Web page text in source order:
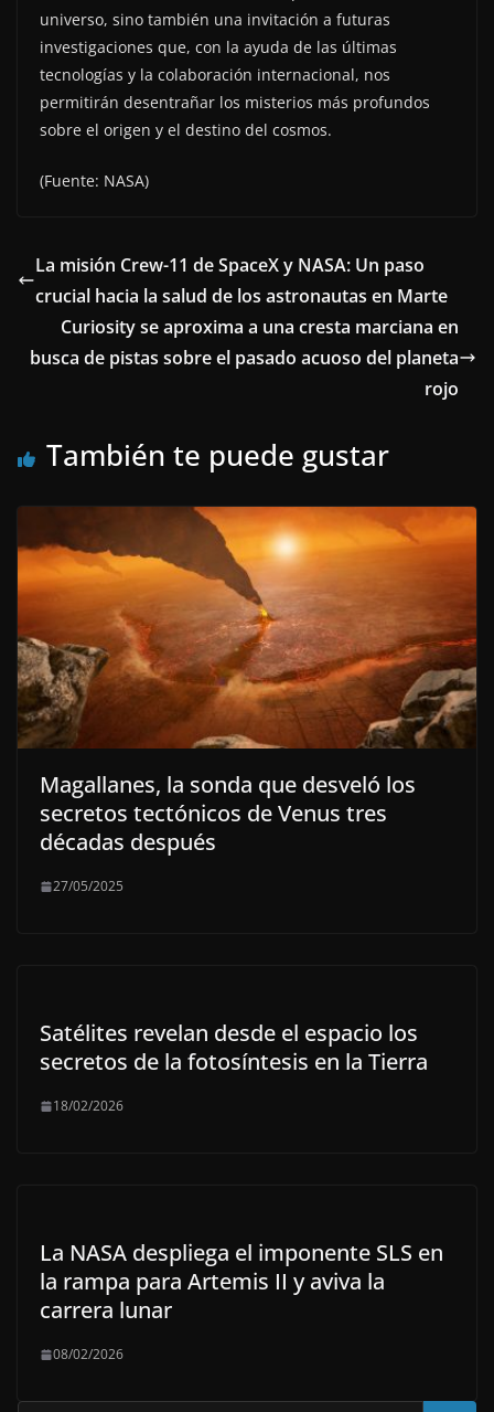
universo, sino también una invitación a futuras
investigaciones que, con la ayuda de las últimas
tecnologías y la colaboración internacional, nos
permitirán desentrañar los misterios más profundos
sobre el origen y el destino del cosmos.
(Fuente: NASA)
La misión Crew-11 de SpaceX y NASA: Un paso
crucial hacia la salud de los astronautas en Marte
Curiosity se aproxima a una cresta marciana en
busca de pistas sobre el pasado acuoso del planeta
rojo
También te puede gustar
Magallanes, la sonda que desveló los
secretos tectónicos de Venus tres
décadas después
27/05/2025
Satélites revelan desde el espacio los
secretos de la fotosíntesis en la Tierra
18/02/2026
La NASA despliega el imponente SLS en
la rampa para Artemis II y aviva la
carrera lunar
08/02/2026